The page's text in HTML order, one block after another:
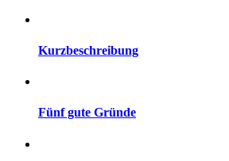
Kurzbeschreibung
Fünf gute Gründe